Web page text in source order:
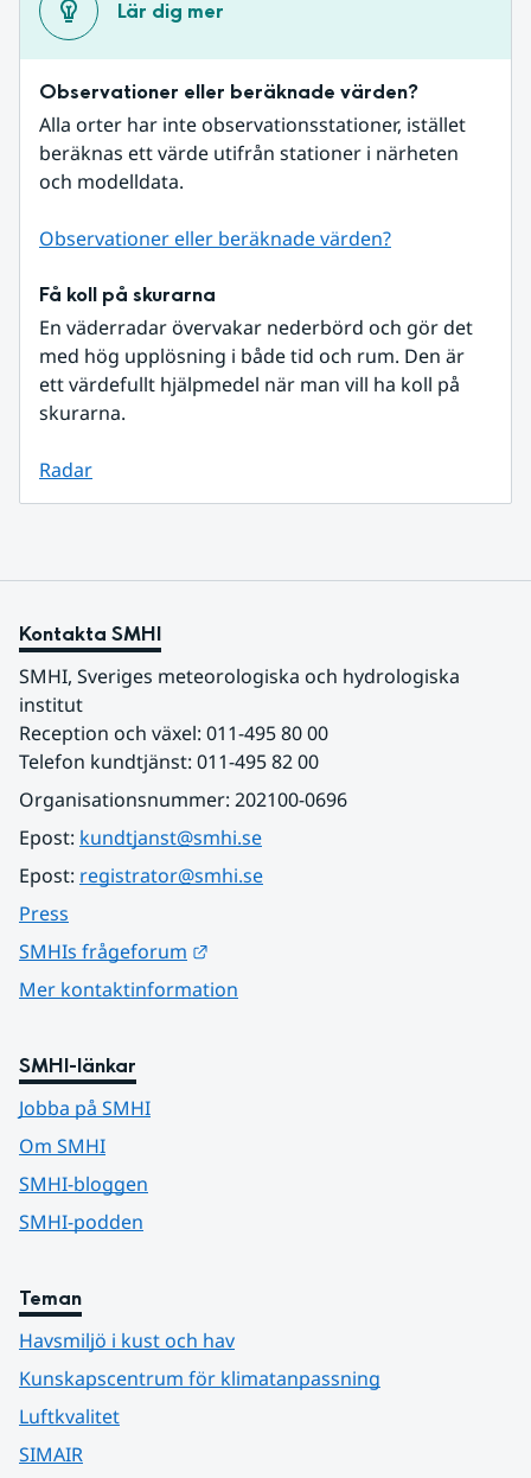
Lär dig mer
Observationer eller beräknade värden?
Alla orter har inte observationsstationer, istället
beräknas ett värde utifrån stationer i närheten
och modelldata.
Observationer eller beräknade värden?
Få koll på skurarna
En väderradar övervakar nederbörd och gör det
med hög upplösning i både tid och rum. Den är
ett värdefullt hjälpmedel när man vill ha koll på
skurarna.
Radar
Kontakta SMHI
SMHI, Sveriges meteorologiska och hydrologiska
institut
Reception och växel: 011-495 80 00
Telefon kundtjänst: 011-495 82 00
Organisationsnummer: 202100-0696
Epost: kundtjanst@smhi.se
Epost: registrator@smhi.se
Press
SMHIs frågeforum
Mer kontaktinformation
SMHI-länkar
Jobba på SMHI
Om SMHI
SMHI-bloggen
SMHI-podden
Teman
Havsmiljö i kust och hav
Kunskapscentrum för klimatanpassning
Luftkvalitet
SIMAIR